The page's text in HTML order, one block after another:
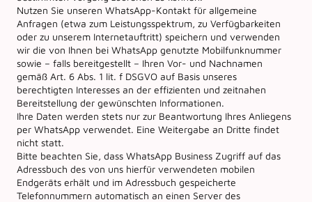
Nutzen Sie unseren WhatsApp-Kontakt für allgemeine
Anfragen (etwa zum Leistungsspektrum, zu Verfügbarkeiten
oder zu unserem Internetauftritt) speichern und verwenden
wir die von Ihnen bei WhatsApp genutzte Mobilfunknummer
sowie – falls bereitgestellt – Ihren Vor- und Nachnamen
gemäß Art. 6 Abs. 1 lit. f DSGVO auf Basis unseres
berechtigten Interesses an der effizienten und zeitnahen
Bereitstellung der gewünschten Informationen.
Ihre Daten werden stets nur zur Beantwortung Ihres Anliegens
per WhatsApp verwendet. Eine Weitergabe an Dritte findet
nicht statt.
Bitte beachten Sie, dass WhatsApp Business Zugriff auf das
Adressbuch des von uns hierfür verwendeten mobilen
Endgeräts erhält und im Adressbuch gespeicherte
Telefonnummern automatisch an einen Server des